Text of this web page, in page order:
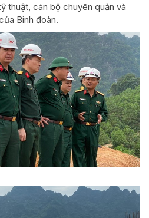
thuật, cán bộ chuyên quản và
Binh đoàn.